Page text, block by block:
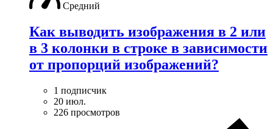
Средний
Как выводить изображения в 2 или
в 3 колонки в строке в зависимости
от пропорций изображений?
1 подписчик
20 июл.
226 просмотров